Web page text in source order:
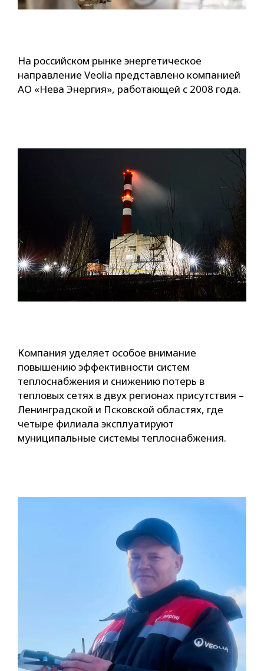
На российском рынке энергетическое
направление Veolia представлено компанией
АО «Нева Энергия», работающей с 2008 года.
Компания уделяет особое внимание
повышению эффективности систем
теплоснабжения и снижению потерь в
тепловых сетях в двух регионах присутствия –
Ленинградской и Псковской областях, где
четыре филиала эксплуатируют
муниципальные системы теплоснабжения.